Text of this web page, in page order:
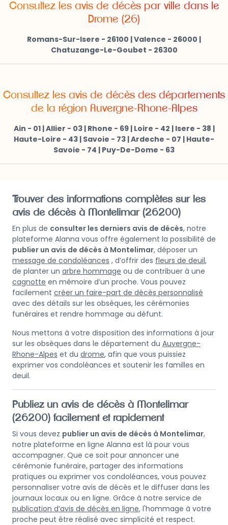
Consultez les avis de décès par ville dans le
Drome (26)
Romans-Sur-Isere - 26100 |Valence - 26000 |
Chatuzange-Le-Goubet - 26300
Consultez les avis de décès des départements
de la région Auvergne-Rhone-Alpes
Ain - 01|Allier - 03| Rhone - 69| Loire - 42 | Isere - 38 |
Haute-Loire - 43 | Savoie - 73 |Ardeche - 07 | Haute-
Savoie - 74 | Puy-De-Dome - 63
Trouver des informations complètes sur les
avis de décès à Montelimar (26200)
En plus de consulter les derniers avis de décès, notre
plateforme Alanna vous offre également la possibilité de
publier un avis de décès à Montelimar, déposer un
message de condoléances , d’offrir des fleurs de deuil,
de planter un arbre hommage ou de contribuer à une
cagnotte en mémoire d’un proche. Vous pouvez
facilement créer un faire-part de décès personnalisé
avec des détails sur les obsèques, les cérémonies
funéraires et rendre hommage au défunt.
Nous mettons à votre disposition des informations à jour
sur les obsèques dans le département du Auvergne-
Rhone-Alpes et du drome, afin que vous puissiez
exprimer vos condoléances et soutenir les familles en
deuil.
Publiez un avis de décès à Montelimar
(26200) facilement et rapidement
Si vous devez publier un avis de décès à Montelimar,
notre plateforme en ligne Alanna est là pour vous
accompagner. Que ce soit pour annoncer une
cérémonie funéraire, partager des informations
pratiques ou exprimer vos condoléances, vous pouvez
personnaliser votre avis de décès et le diffuser dans les
journaux locaux ou en ligne. Grâce à notre service de
publication d’avis de décès en ligne, l'hommage à votre
proche peut être réalisé avec simplicité et respect.